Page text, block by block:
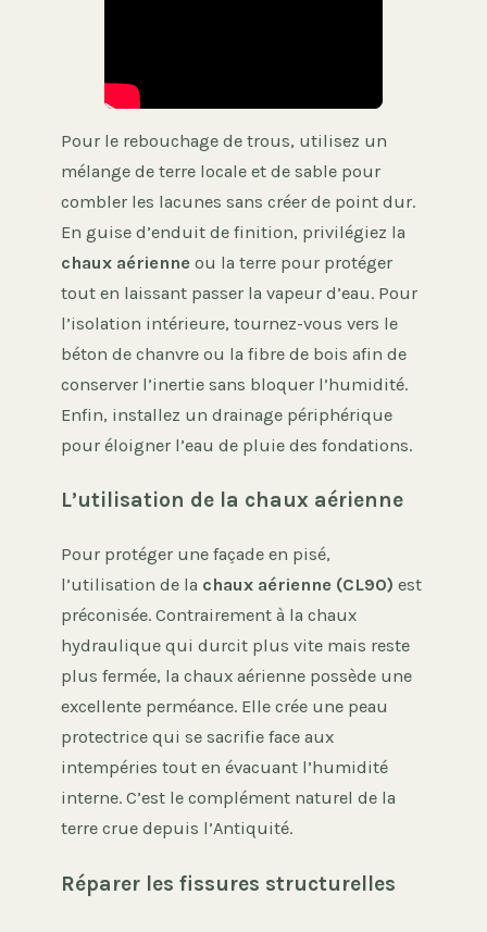
Pour le rebouchage de trous, utilisez un
mélange de terre locale et de sable pour
combler les lacunes sans créer de point dur.
En guise d’enduit de finition, privilégiez la
chaux aérienne ou la terre pour protéger
tout en laissant passer la vapeur d’eau. Pour
l’isolation intérieure, tournez-vous vers le
béton de chanvre ou la fibre de bois afin de
conserver l’inertie sans bloquer l’humidité.
Enfin, installez un drainage périphérique
pour éloigner l’eau de pluie des fondations.
L’utilisation de la chaux aérienne
Pour protéger une façade en pisé,
l’utilisation de la chaux aérienne (CL90) est
préconisée. Contrairement à la chaux
hydraulique qui durcit plus vite mais reste
plus fermée, la chaux aérienne possède une
excellente perméance. Elle crée une peau
protectrice qui se sacrifie face aux
intempéries tout en évacuant l’humidité
interne. C’est le complément naturel de la
terre crue depuis l’Antiquité.
Réparer les fissures structurelles